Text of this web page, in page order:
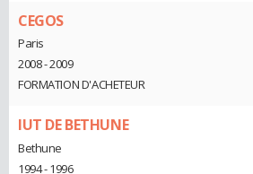
CEGOS
Paris
2008 - 2009
FORMATION D'ACHETEUR
IUT DE BETHUNE
Bethune
1994 - 1996